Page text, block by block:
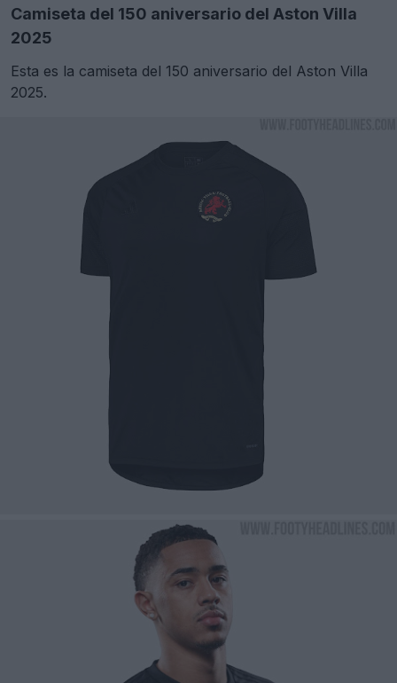
Camiseta del 150 aniversario del Aston Villa
2025
Esta es la camiseta del 150 aniversario del Aston Villa
2025.